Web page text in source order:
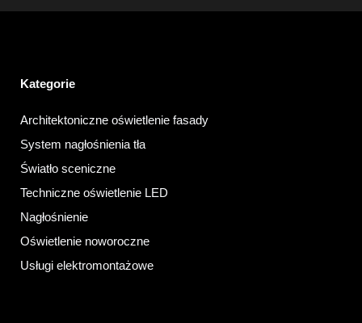
Kategorie
Architektoniczne oświetlenie fasady
System nagłośnienia tła
Światło sceniczne
Techniczne oświetlenie LED
Nagłośnienie
Oświetlenie noworoczne
Usługi elektromontażowe